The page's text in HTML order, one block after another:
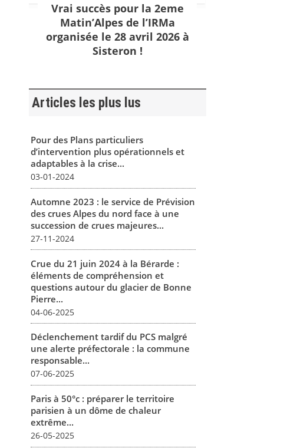
Vrai succès pour la 2eme
Matin’Alpes de l’IRMa
organisée le 28 avril 2026 à
Sisteron !
Articles les plus lus
Pour des Plans particuliers
d’intervention plus opérationnels et
adaptables à la crise...
03-01-2024
Automne 2023 : le service de Prévision
des crues Alpes du nord face à une
succession de crues majeures...
27-11-2024
Crue du 21 juin 2024 à la Bérarde :
éléments de compréhension et
questions autour du glacier de Bonne
Pierre...
04-06-2025
Déclenchement tardif du PCS malgré
une alerte préfectorale : la commune
responsable...
07-06-2025
Paris à 50°c : préparer le territoire
parisien à un dôme de chaleur
extrême...
26-05-2025